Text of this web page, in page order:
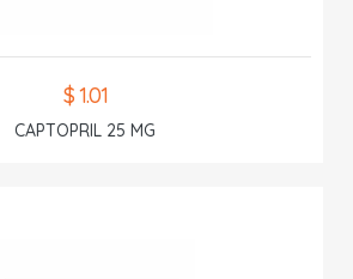
$ 1.01
CAPTOPRIL 25 MG